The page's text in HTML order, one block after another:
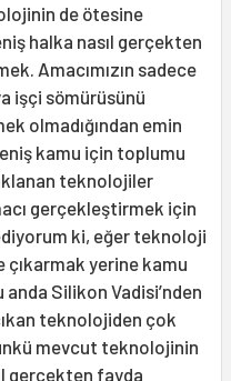
de ötesine
halka nasıl gerçekten
Amacımızın sadece
işçi sömürüsünü
olmadığından emin
kamu için toplumu
teknolojiler
gerçekleştirmek için
ki, eğer teknoloji
çıkarmak yerine kamu
anda Silikon Vadisi’nden
teknolojiden çok
mevcut teknolojinin
gerçekten fayda